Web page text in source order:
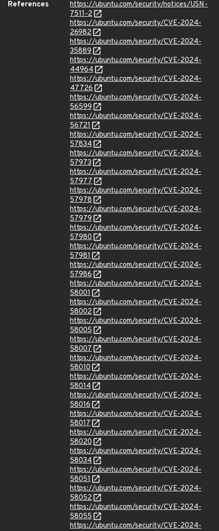
References
https://ubuntu.com/security/notices/USN-
7511-2
https://ubuntu.com/security/CVE-2024-
26982
https://ubuntu.com/security/CVE-2024-
35889
https://ubuntu.com/security/CVE-2024-
44964
https://ubuntu.com/security/CVE-2024-
47726
https://ubuntu.com/security/CVE-2024-
56599
https://ubuntu.com/security/CVE-2024-
56721
https://ubuntu.com/security/CVE-2024-
57834
https://ubuntu.com/security/CVE-2024-
57973
https://ubuntu.com/security/CVE-2024-
57977
https://ubuntu.com/security/CVE-2024-
57978
https://ubuntu.com/security/CVE-2024-
57979
https://ubuntu.com/security/CVE-2024-
57980
https://ubuntu.com/security/CVE-2024-
57981
https://ubuntu.com/security/CVE-2024-
57986
https://ubuntu.com/security/CVE-2024-
58001
https://ubuntu.com/security/CVE-2024-
58002
https://ubuntu.com/security/CVE-2024-
58005
https://ubuntu.com/security/CVE-2024-
58007
https://ubuntu.com/security/CVE-2024-
58010
https://ubuntu.com/security/CVE-2024-
58014
https://ubuntu.com/security/CVE-2024-
58016
https://ubuntu.com/security/CVE-2024-
58017
https://ubuntu.com/security/CVE-2024-
58020
https://ubuntu.com/security/CVE-2024-
58034
https://ubuntu.com/security/CVE-2024-
58051
https://ubuntu.com/security/CVE-2024-
58052
https://ubuntu.com/security/CVE-2024-
58055
https://ubuntu.com/security/CVE-2024-